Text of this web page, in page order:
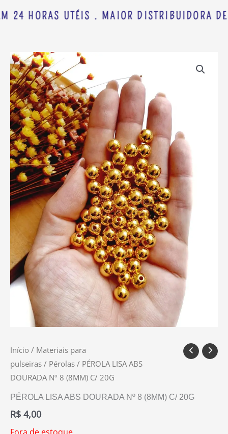
24 HORAS UTÉIS . MAIOR DISTRIBUIDORA
Início / Materiais para
pulseiras / Pérolas / PÉROLA LISA ABS
DOURADA Nº 8 (8MM) C/ 20G
PÉROLA LISA ABS DOURADA Nº 8 (8MM) C/ 20G
R$ 4,00
Fora de estoque